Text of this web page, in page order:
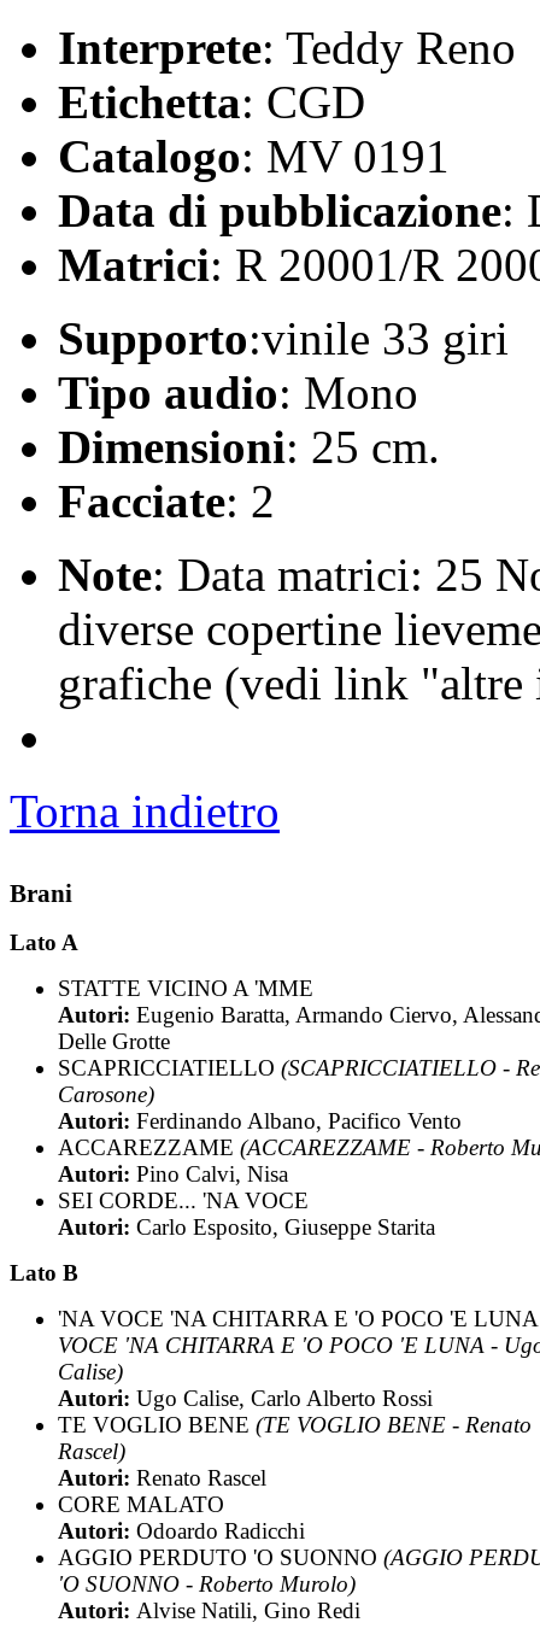
Interprete: Teddy Reno
Etichetta: CGD
Catalogo: MV 0191
Data di pubblicazione:
Matrici: R 20001/R
Supporto:vinile 33 giri
Tipo audio: Mono
Dimensioni: 25 cm.
Facciate: 2
Note: Data matrici: 25
diverse copertine
grafiche (vedi link
Torna indietro
Brani
Lato A
STATTE VICINO A 'MME
Autori: Eugenio Baratta, Armando Ciervo,
Delle Grotte
SCAPRICCIATIELLO (SCAPRICCIATIELLO -
Carosone)
Autori: Ferdinando Albano, Pacifico Vento
ACCAREZZAME (ACCAREZZAME - Roberto
Autori: Pino Calvi, Nisa
SEI CORDE... 'NA VOCE
Autori: Carlo Esposito, Giuseppe Starita
Lato B
'NA VOCE 'NA CHITARRA E 'O POCO 'E
VOCE 'NA CHITARRA E 'O POCO 'E LUNA -
Calise)
Autori: Ugo Calise, Carlo Alberto Rossi
TE VOGLIO BENE (TE VOGLIO BENE - Renato
Rascel)
Autori: Renato Rascel
CORE MALATO
Autori: Odoardo Radicchi
AGGIO PERDUTO 'O SUONNO (AGGIO
'O SUONNO - Roberto Murolo)
Autori: Alvise Natili, Gino Redi